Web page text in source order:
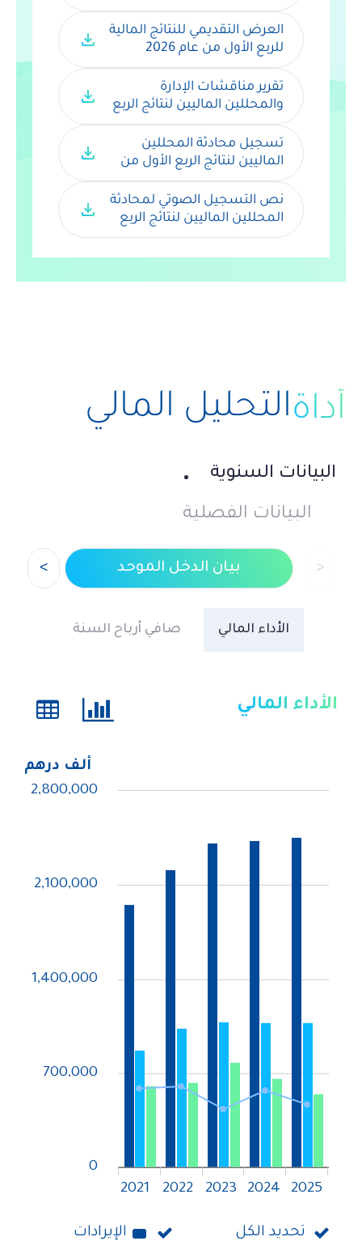
للربع الأول من عام 2026
download
الأول من عام 2026
download
عام 2026
download
الأول من عام 2026
download
أداةالتحليل المالي